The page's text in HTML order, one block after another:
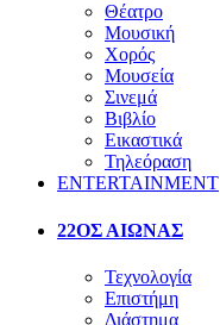
Θέατρο
Μουσική
Χορός
Μουσεία
Σινεμά
Βιβλίο
Εικαστικά
Τηλεόραση
ENTERTAINMENT
22ΟΣ ΑΙΩΝΑΣ
Τεχνολογία
Επιστήμη
Διάστημα